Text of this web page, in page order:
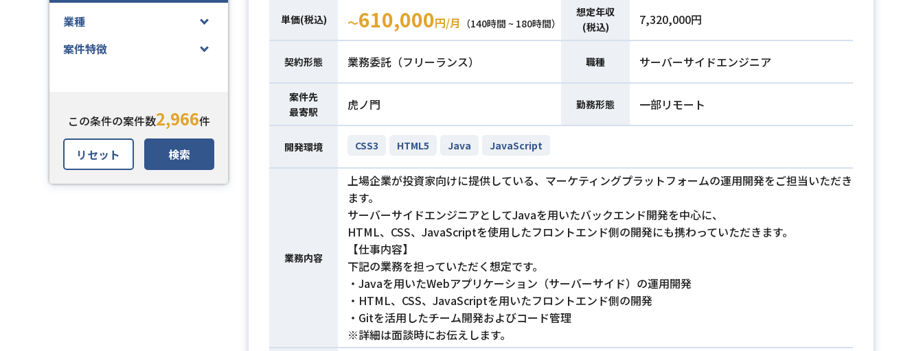
業種
案件特徴
この条件の案件数2,966件
リセット 検索
単価(税込) 〜610,000円/月 （140時間 ~ 180時間）
想定年収
(税込)
7,320,000円
契約形態 業務委託（フリーランス） 職種 サーバーサイドエンジニア
案件先
最寄駅
虎ノ門 勤務形態 一部リモート
開発環境 CSS3 HTML5 Java JavaScript
業務内容
上場企業が投資家向けに提供している、マーケティングプラットフォームの運用開発をご担当いただき
ます。
サーバーサイドエンジニアとしてJavaを用いたバックエンド開発を中心に、
HTML、CSS、JavaScriptを使用したフロントエンド側の開発にも携わっていただきます。
【仕事内容】
下記の業務を担っていただく想定です。
・Javaを用いたWebアプリケーション（サーバーサイド）の運用開発
・HTML、CSS、JavaScriptを用いたフロントエンド側の開発
・Gitを活用したチーム開発およびコード管理
※詳細は面談時にお伝えします。